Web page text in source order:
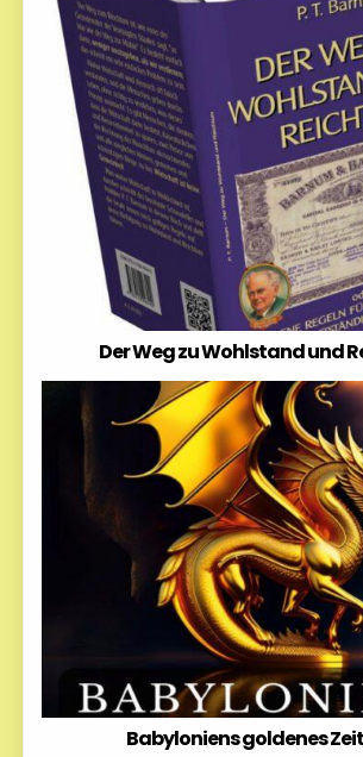
Der Weg zu Wohlstand und
Babyloniens goldenes